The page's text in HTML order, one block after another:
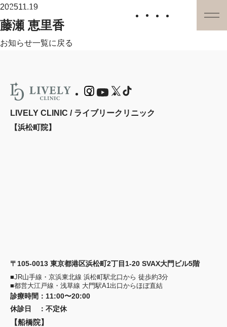
202511.19
藤瀬 恵里香
お知らせ一覧に戻る
LIVELY CLINIC / ライブリークリニック
【浜松町院】
〒105-0013 東京都港区浜松町2丁目1-20 SVAX大門ビル5階
■JR山手線・京浜東北線 浜松町駅北口から 徒歩約3分
■都営大江戸線・浅草線 大門駅A1出口からほぼ直結
診療時間 ： 11:00〜20:00
休診日
： 不定休
【船橋院】